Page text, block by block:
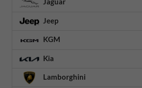
Jeep
KGM
Kia
Lamborghini